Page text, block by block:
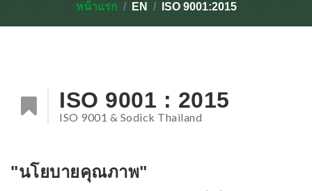
หน้าแรก EN ISO 9001:2015
ISO 9001 : 2015
ISO 9001 & Sodick Thailand
"นโยบายคุณภาพ"